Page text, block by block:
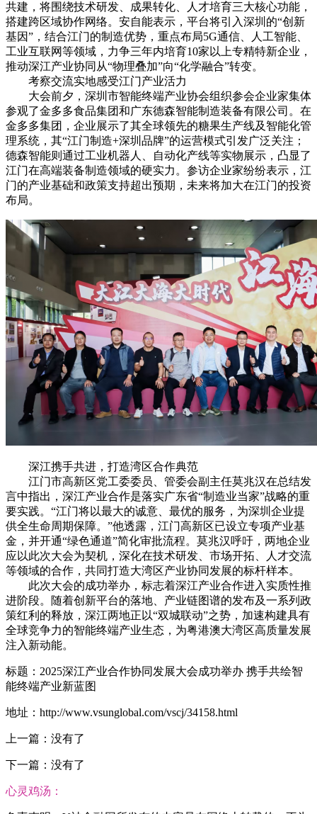
共建，将围绕技术研发、成果转化、人才培育三大核心功能，
搭建跨区域协作网络。安自能表示，平台将引入深圳的“创新
基因”，结合江门的制造优势，重点布局5G通信、人工智能、
工业互联网等领域，力争三年内培育10家以上专精特新企业，
推动深江产业协同从“物理叠加”向“化学融合”转变。
考察交流实地感受江门产业活力
大会前夕，深圳市智能终端产业协会组织参会企业家集体
参观了金多多食品集团和广东德森智能制造装备有限公司。在
金多多集团，企业展示了其全球领先的糖果生产线及智能化管
理系统，其“江门制造+深圳品牌”的运营模式引发广泛关注；
德森智能则通过工业机器人、自动化产线等实物展示，凸显了
江门在高端装备制造领域的硬实力。参访企业家纷纷表示，江
门的产业基础和政策支持超出预期，未来将加大在江门的投资
布局。
深江携手共进，打造湾区合作典范
江门市高新区党工委委员、管委会副主任莫兆汉在总结发
言中指出，深江产业合作是落实广东省“制造业当家”战略的重
要实践。“江门将以最大的诚意、最优的服务，为深圳企业提
供全生命周期保障。”他透露，江门高新区已设立专项产业基
金，并开通“绿色通道”简化审批流程。莫兆汉呼吁，两地企业
应以此次大会为契机，深化在技术研发、市场开拓、人才交流
等领域的合作，共同打造大湾区产业协同发展的标杆样本。
此次大会的成功举办，标志着深江产业合作进入实质性推
进阶段。随着创新平台的落地、产业链图谱的发布及一系列政
策红利的释放，深江两地正以“双城联动”之势，加速构建具有
全球竞争力的智能终端产业生态，为粤港澳大湾区高质量发展
注入新动能。
标题：2025深江产业合作协同发展大会成功举办 携手共绘智
能终端产业新蓝图
地址：http://www.vsunglobal.com/vscj/34158.html
上一篇：没有了
下一篇：没有了
心灵鸡汤：